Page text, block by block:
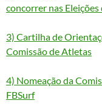
concorrer nas
3) Cartilha de
Comissão de Atletas
4) Nomeação da
FBSurf